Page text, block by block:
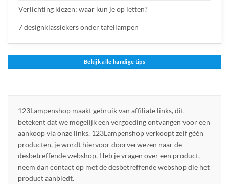
Verlichting kiezen: waar kun je op letten?
7 designklassiekers onder tafellampen
Bekijk alle handige tips
123Lampenshop maakt gebruik van affiliate links, dit
betekent dat we mogelijk een vergoeding ontvangen voor een
aankoop via onze links. 123Lampenshop verkoopt zelf géén
producten, je wordt hiervoor doorverwezen naar de
desbetreffende webshop. Heb je vragen over een product,
neem dan contact op met de desbetreffende webshop die het
product aanbiedt.